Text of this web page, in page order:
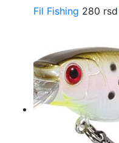
Fil Fishing 280 rsd